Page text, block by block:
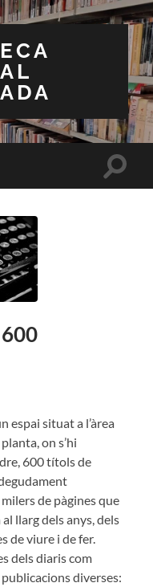
Toggle
espai situat a l’àrea
on s’hi
600 títols de
de pàgines que
llarg dels anys, dels
de viure i de fer.
dels diaris com
diverses: